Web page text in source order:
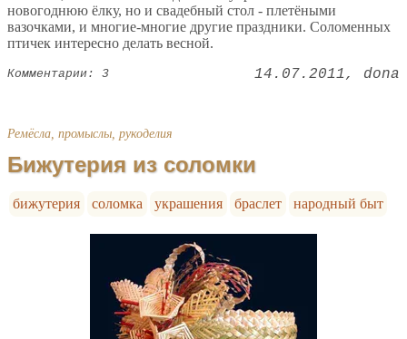
новогоднюю ёлку, но и свадебный стол - плетёными
вазочками, и многие-многие другие праздники. Соломенных
птичек интересно делать весной.
Комментарии: 3 14.07.2011 dona
Ремёсла, промыслы, рукоделия
Бижутерия из соломки
бижутерия соломка украшения браслет народный быт